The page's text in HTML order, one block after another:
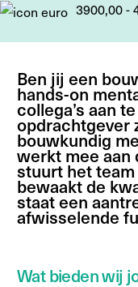
3900,00 -
Ben jij een
hands-on
collega’s aan
opdrachtgever
bouwkundig
werkt mee aan
stuurt het
bewaakt de
staat een
afwisselende
Wat bieden wij